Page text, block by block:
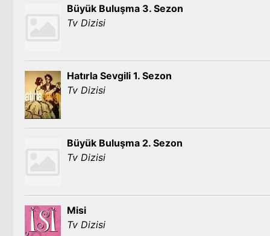
Büyük Buluşma 3. Sezon
Tv Dizisi
Hatırla Sevgili 1. Sezon
Tv Dizisi
Büyük Buluşma 2. Sezon
Tv Dizisi
Misi
Tv Dizisi